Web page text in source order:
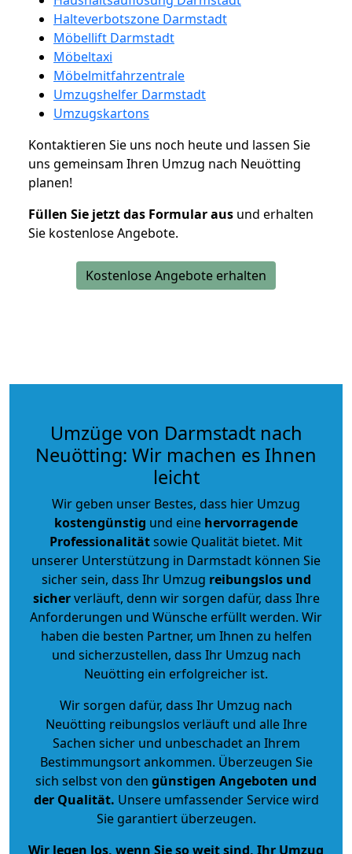
Halteverbotszone Darmstadt
Möbellift Darmstadt
Möbeltaxi
Möbelmitfahrzentrale
Umzugshelfer Darmstadt
Umzugskartons
Kontaktieren Sie uns noch heute und lassen Sie
uns gemeinsam Ihren Umzug nach Neuötting
planen!
Füllen Sie jetzt das Formular aus und erhalten
Sie kostenlose Angebote.
Kostenlose Angebote erhalten
Umzüge von Darmstadt nach
Neuötting: Wir machen es Ihnen
leicht
Wir geben unser Bestes, dass hier Umzug
kostengünstig und eine hervorragende
Professionalitätsowie Qualität bietet. Mit
unserer Unterstützung in Darmstadt können Sie
sicher sein, dass Ihr Umzug reibungslos und
sicherverläuft, denn wir sorgen dafür, dass Ihre
Anforderungen und Wünsche erfüllt werden. Wir
haben die besten Partner, um Ihnen zu helfen
und sicherzustellen, dass Ihr Umzug nach
Neuötting ein erfolgreicher ist.
Wir sorgen dafür, dass Ihr Umzug nach
Neuötting reibungslos verläuft und alle Ihre
Sachen sicher und unbeschadet an Ihrem
Bestimmungsort ankommen. Überzeugen Sie
sich selbst von den günstigen Angeboten und
der Qualität. Unsere umfassender Service wird
Sie garantiert überzeugen.
Wir legen los, wenn Sie so weit sind, Ihr Umzug